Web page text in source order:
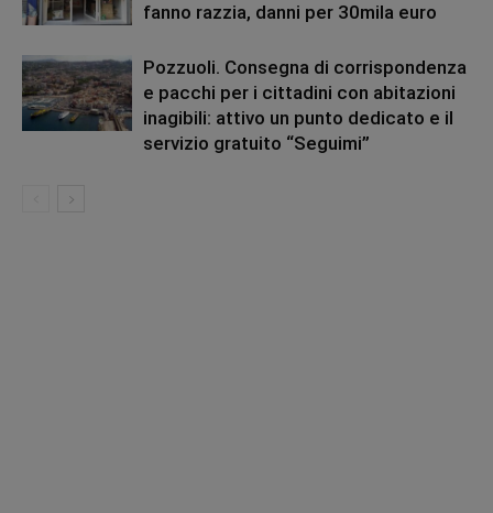
fanno razzia, danni per 30mila euro
Pozzuoli. Consegna di corrispondenza
e pacchi per i cittadini con abitazioni
inagibili: attivo un punto dedicato e il
servizio gratuito “Seguimi”